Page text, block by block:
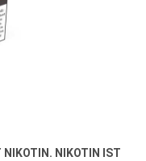
NIKOTIN IST